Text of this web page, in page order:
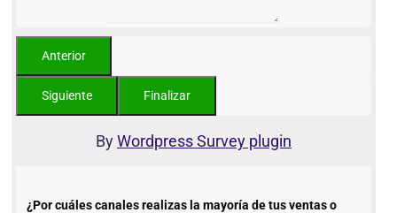
ByWordpress Survey plugin
¿Por cuáles canales realizas la mayoría de tus ventas o